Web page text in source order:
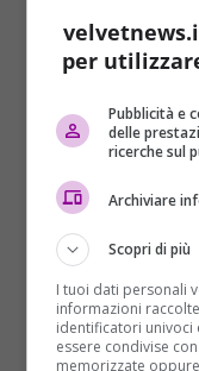
per
Pubblicità e
delle
ricerche sul
Archiviare
Scopri di più
I tuoi dati personali
informazioni
identificatori
essere condivise
memorizzate